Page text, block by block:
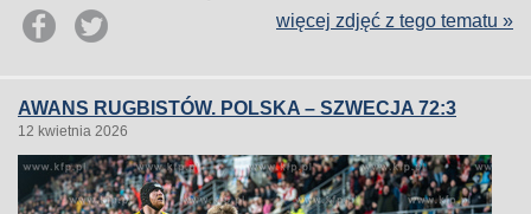
więcej zdjęć z tego tematu »
AWANS RUGBISTÓW. POLSKA – SZWECJA 72:3
12 kwietnia 2026